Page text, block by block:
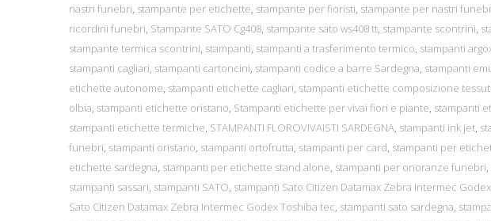
nastri funebri stampante per etichette stampante per fioristi stampante per nastri
ricordini funebri Stampante SATO Cg408 stampante sato ws408 tt stampante scontrini
stampante termica scontrini stampanti stampanti a trasferimento termico stampanti
stampanti cagliari stampanti cartoncini stampanti codice a barre Sardegna stampanti
etichette autonome stampanti etichette cagliari stampanti etichette composizione
olbia stampanti etichette oristano Stampanti etichette per vivai fiori e piante stampanti
stampanti etichette termiche STAMPANTI FLOROVIVAISTI SARDEGNA stampanti ink jet
funebri stampanti oristano stampanti ortofrutta stampanti per card stampanti per
etichette sardegna stampanti per etichette stand alone stampanti per onoranze funebri
stampanti sassari stampanti SATO stampanti Sato Citizen Datamax Zebra Intermec
Sato Citizen Datamax Zebra Intermec Godex Toshiba tec stampanti sato sardegna